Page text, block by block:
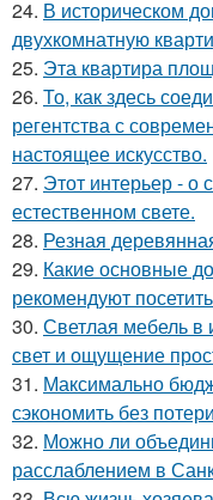
24. В историческом
двухкомнатную
25. Эта квартира
26. То, как здесь
регентства с
настоящее искусство.
27. Этот интерьер - о
естественном свете.
28. Резная
29. Какие основные
рекомендуют
30. Светлая мебель в
свет и ощущение
31. Максимально
сэкономить без
32. Можно ли
расслаблением в